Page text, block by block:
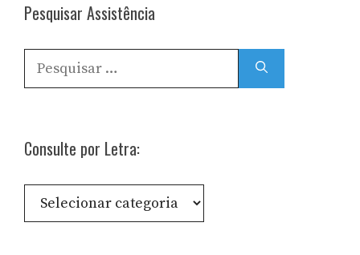
Pesquisar Assistência
Pesquisar
por:
Consulte por Letra:
Consulte